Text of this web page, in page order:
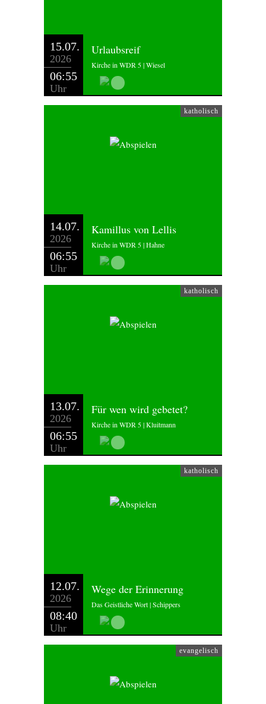
15.07.
2026
06:55
Uhr
Urlaubsreif
Kirche in WDR 5 | Wiesel
katholisch
14.07.
2026
06:55
Uhr
Kamillus von Lellis
Kirche in WDR 5 | Hahne
katholisch
13.07.
2026
06:55
Uhr
Für wen wird gebetet?
Kirche in WDR 5 | Kluitmann
katholisch
12.07.
2026
08:40
Uhr
Wege der Erinnerung
Das Geistliche Wort | Schippers
evangelisch